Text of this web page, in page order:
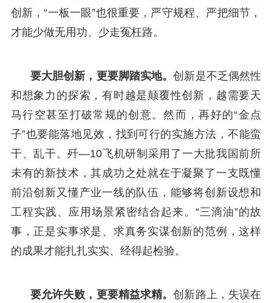
创新，“一板一眼”也很重要，严守规程、严把细节，
才能少做无用功、少走冤枉路。
要大胆创新，更要脚踏实地。创新是不乏偶然性
和想象力的探索，有时越是颠覆性创新，越需要天
马行空甚至打破常规的创意。然而，再好的“金点
子”也要能落地见效，找到可行的实施方法，不能蛮
干、乱干。歼—10飞机研制采用了一大批我国前所
未有的新技术，其成功之处就在于凝聚了一支既懂
前沿创新又懂产业一线的队伍，能够将创新设想和
工程实践、应用场景紧密结合起来。“三滴油”的故
事，正是实事求是、求真务实谋创新的范例，这样
的成果才能扎扎实实、经得起检验。
要允许失败，更要精益求精。创新路上，失误在